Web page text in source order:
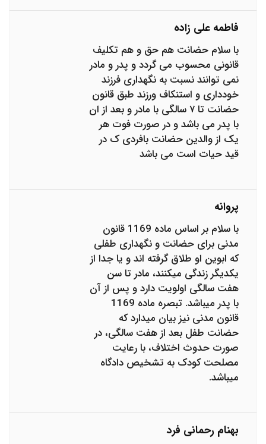
فاطمه علی زاده
با سلام حضانت هم حق و هم تکلیف
قانونی محسوب می گردد و پدر و مادر
نمی توانند نسبت به نگهداری فرزند
خودداری و استنکاف ورزند طبق قانون
حضانت تا ۷ سالگی با مادر و بعد از ان
با پدر می باشد و در صورت فوت هر
یک از والدین حضانت بافردی ک در
قید حیات است می باشد
پروانه
با سلام بر اساس ماده 1169 قانون
مدنی برای حضانت و نگهداری طفلی
که ابوین او طلاق گرفته اند و یا جدا از
یکدیگر زندگی میکنند، مادر تا سن
هفت سالگی اولویت دارد و پس از آن
با پدر میباشد. تبصره ماده 1169
قانون مدنی نیز بیان میدارد که
حضانت طفل بعد از هفت سالگی، در
صورت حدوث اختلاف، با رعایت
مصلحت کودک به تشخیص دادگاه
میباشد.
بهنام رحمانی فرد